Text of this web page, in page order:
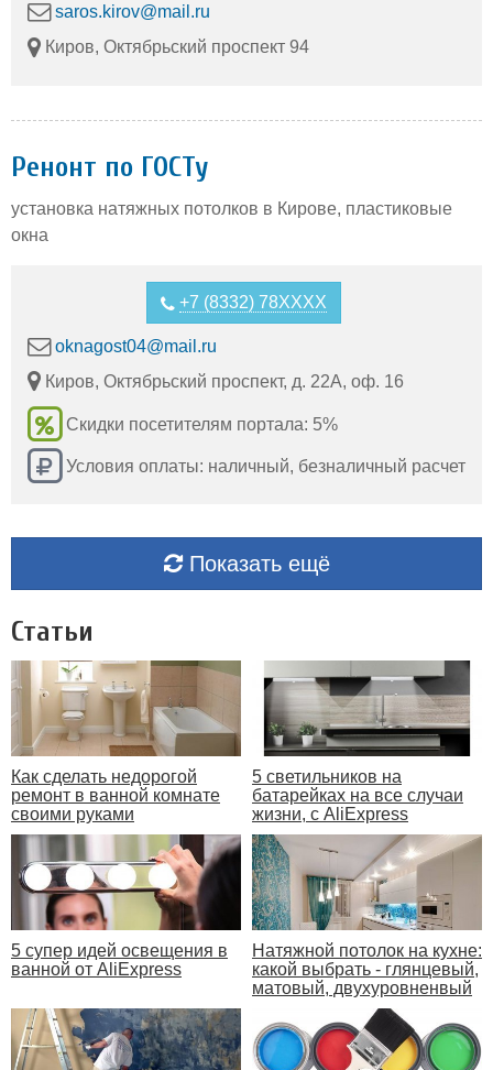
saros.kirov@mail.ru
Киров, Октябрьский проспект 94
Ренонт по ГОСТу
установка натяжных потолков в Кирове, пластиковые
окна
+7 (8332) 78XXXX
oknagost04@mail.ru
Киров, Октябрьский проспект, д. 22А, оф. 16
Скидки посетителям портала: 5%
Условия оплаты: наличный, безналичный расчет
Показать ещё
Статьи
Как сделать недорогой
ремонт в ванной комнате
своими руками
5 светильников на
батарейках на все случаи
жизни, с AliExpress
5 супер идей освещения в
ванной от AliExpress
Натяжной потолок на кухне:
какой выбрать - глянцевый,
матовый, двухуровненвый